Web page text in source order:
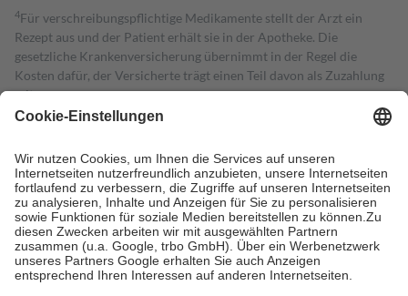
4Für verschreibungspflichtige Medikamente stellt der Arzt ein
Rezept aus und der Patient erhält sie in der Apotheke. Die
gesetzliche Krankenversicherung übernimmt in der Regel die
Kosten dafür, der Versicherte trägt einen Teil davon als Zuzahlung
mit.
Grundsätzlich leisten Mitglieder Zuzahlungen in Höhe von zehn
höchstens zehn Euro.
Es sind jedoch nie mehr als die tatsächlichen
Kosten der Leistung zu entrichten.
Diese Regeln gelten grundsätzlich auch für Online-Apotheken.
Bei Heilmitteln und häuslicher Krankenpflege beträgt die
Zuzahlung zehn Prozent der Kosten sowie zehn Euro je
Verordnung.
Um das Engagement der Versicherten für ihre eigene Gesundheit zu
stärken und die besondere Stellung der Familie zu unterstützen,